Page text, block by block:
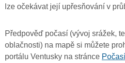
lze očekávat její upřesňování v
Předpověď počasí (vývoj srážek,
oblačnosti) na mapě si můžete
portálu Ventusky na stránce